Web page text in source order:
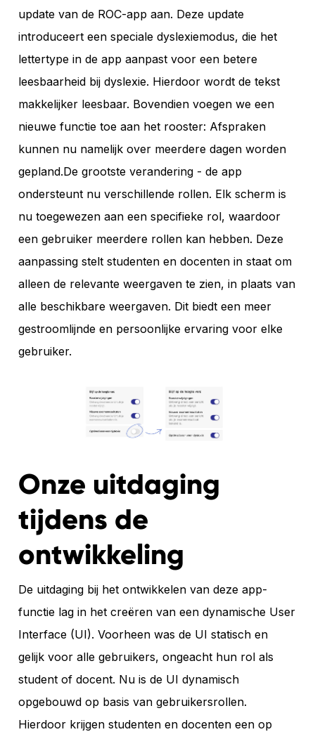
update van de ROC-app aan. Deze update
introduceert een speciale dyslexiemodus, die het
lettertype in de app aanpast voor een betere
leesbaarheid bij dyslexie. Hierdoor wordt de tekst
makkelijker leesbaar. Bovendien voegen we een
nieuwe functie toe aan het rooster: Afspraken
kunnen nu namelijk over meerdere dagen worden
gepland.De grootste verandering - de app
ondersteunt nu verschillende rollen. Elk scherm is
nu toegewezen aan een specifieke rol, waardoor
een gebruiker meerdere rollen kan hebben. Deze
aanpassing stelt studenten en docenten in staat om
alleen de relevante weergaven te zien, in plaats van
alle beschikbare weergaven. Dit biedt een meer
gestroomlijnde en persoonlijke ervaring voor elke
gebruiker.
Onze uitdaging
tijdens de
ontwikkeling
De uitdaging bij het ontwikkelen van deze app-
functie lag in het creëren van een dynamische User
Interface (UI). Voorheen was de UI statisch en
gelijk voor alle gebruikers, ongeacht hun rol als
student of docent. Nu is de UI dynamisch
opgebouwd op basis van gebruikersrollen.
Hierdoor krijgen studenten en docenten een op